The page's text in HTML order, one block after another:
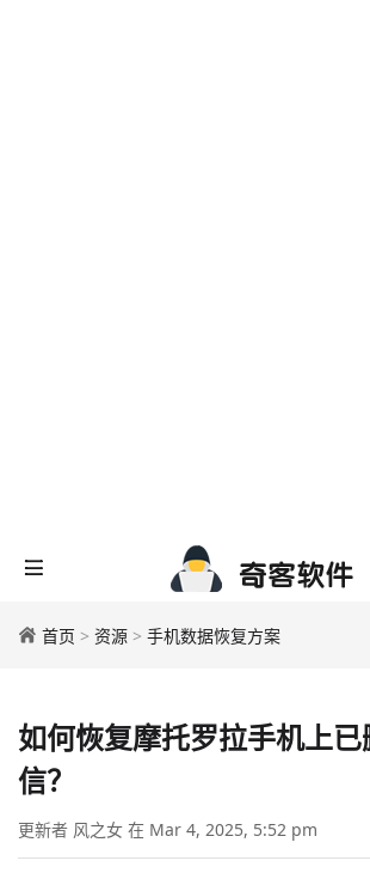
首页 > 资源 > 手机数据恢复方案
如何恢复摩托罗拉手机上
信？
更新者 风之女 在 Mar 4, 2025, 5:52 pm